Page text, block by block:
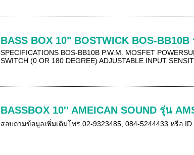
BASS BOX 10" BOSTWICK BOS-
SPECIFICATIONS BOS-BB10B P.W.M. MOSFET
SWITCH (0 OR 180 DEGREE) ADJUSTABLE INPUT
BASSBOX 10'' AMEICAN SOUND รุ่น
สอบถามข้อมูลเพิ่มเติมโทร.02-9323485, 084-5244433 หรือ ID